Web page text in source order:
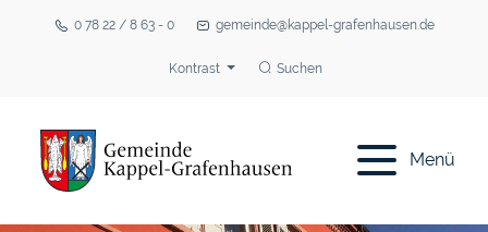
0 78 22 / 8 63 - 0 gemeinde@kappel-grafenhausen.de
Kontrast Suchen
Menü